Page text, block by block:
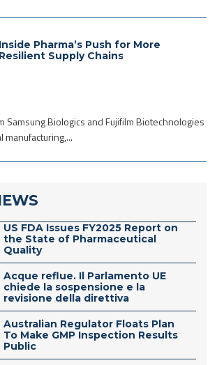
Inside Pharma’s Push for More
Resilient Supply Chains
Samsung Biologics and Fujifilm Biotechnologies
US FDA Issues FY2025 Report on
the State of Pharmaceutical
Quality
Acque reflue. Il Parlamento UE
chiede la sospensione e la
revisione della direttiva
Australian Regulator Floats Plan
To Make GMP Inspection Results
Public